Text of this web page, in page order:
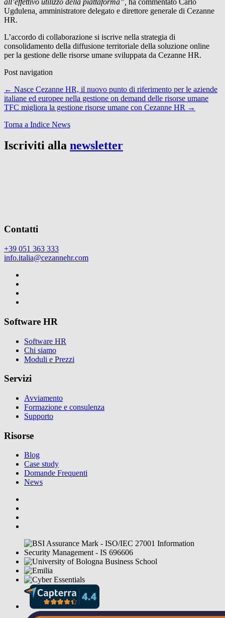
Ugdulena amministratore delegato e direttore generale di Cezanne
HR.
L’accordo di collaborazione si iscrive nella strategia di
consolidamento della diffusione territoriale della soluzione online
per la gestione delle risorse umane sviluppata da Cezanne HR.
Post navigation
← Nasce Cezanne HR, il nuovo punto di riferimento per le aziende
italiane ed europee nella gestione on demand delle risorse umane
TFC migliora la gestione risorse umane con Cezanne HR →
Torna a Indice News
Iscriviti alla newsletter
Contatti
+39 051 363 333
info.italia@cezannehr.com
Software HR
Software HR
Chi siamo
Moduli e Prezzi
Servizi
Avviamento
Formazione e consulenza
Supporto
Risorse
Blog
Case study
Domande Frequenti
News